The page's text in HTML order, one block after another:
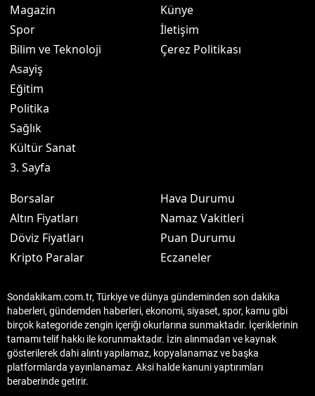
Magazin
Spor
Bilim ve Teknoloji
Asayiş
Eğitim
Politika
Sağlık
Kültür Sanat
3. Sayfa
Künye
İletişim
Çerez Politikası
Borsalar
Altın Fiyatları
Döviz Fiyatları
Kripto Paralar
Hava Durumu
Namaz Vakitleri
Puan Durumu
Eczaneler
Sondakikam.com.tr, Türkiye ve dünya gündeminden son dakika
haberleri, gündemden haberleri, ekonomi, siyaset, spor, kamu gibi
birçok kategoride zengin içeriği okurlarına sunmaktadır. İçeriklerinin
tamamı telif hakkı ile korunmaktadır. İzin alınmadan ve kaynak
gösterilerek dahi alıntı yapılamaz, kopyalanamaz ve başka
platformlarda yayınlanamaz. Aksi halde kanuni yaptırımları
beraberinde getirir.